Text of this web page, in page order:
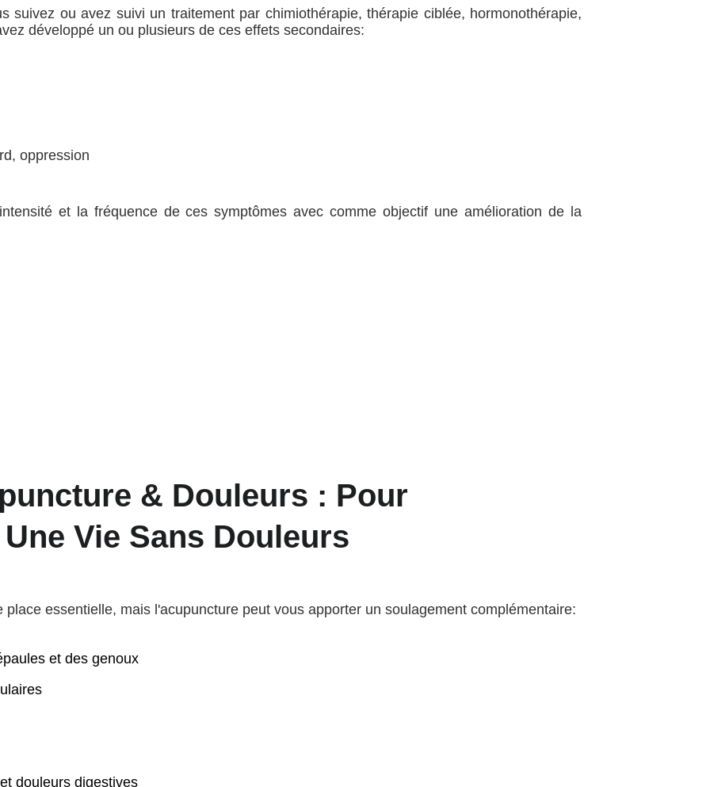
suivez ou avez suivi un traitement par chimiothérapie, thérapie ciblée, hormonothérapie,
développé un ou plusieurs de ces effets secondaires:
oppression
et la fréquence de ces symptômes avec comme objectif une amélioration de la
& Douleurs : Pour
Une Vie Sans Douleurs
essentielle, mais l'acupuncture peut vous apporter un soulagement complémentaire:
et des genoux
douleurs digestives